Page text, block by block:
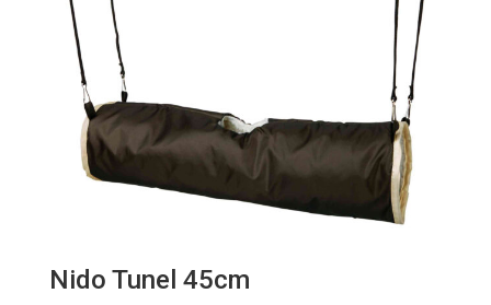
Nido Tunel 45cm